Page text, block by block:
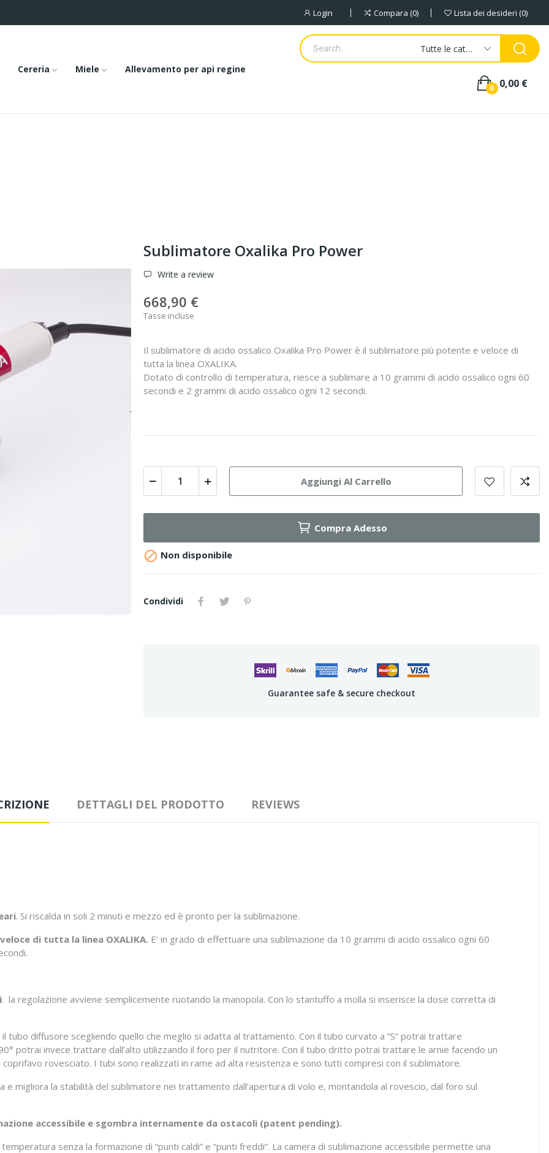
Login Compara 0 Lista dei desideri 0
Cereria Miele Allevamento per api regine
Tutte le categorie
0,00 €
0
Sublimatore Oxalika Pro Power
Write a review
668,90 €
Tasse incluse
Il sublimatore di acido ossalico Oxalika Pro Power è il sublimatore più potente e veloce di
tutta la linea OXALIKA.
Dotato di controllo di temperatura, riesce a sublimare a 10 grammi di acido ossalico ogni 60
secondi e 2 grammi di acido ossalico ogni 12 secondi.
-
Aggiungi Al Carrello
Compra Adesso
 Non disponibile
Condividi
Guarantee safe & secure checkout
DETTAGLI DEL PRODOTTO REVIEWS
. Si riscalda in soli 2 minuti e mezzo ed è pronto per la sublimazione.
di tutta la linea OXALIKA. E’ in grado di effettuare una sublimazione da 10 grammi di acido ossalico ogni 60
: la regolazione avviene semplicemente ruotando la manopola. Con lo stantuffo a molla si inserisce la dose corretta di
tubo diffusore scegliendo quello che meglio si adatta al trattamento. Con il tubo curvato a “S” potrai trattare
potrai invece trattare dall’alto utilizzando il foro per il nutritore. Con il tubo dritto potrai trattare le arnie facendo un
rovesciato. I tubi sono realizzati in rame ad alta resistenza e sono tutti compresi con il sublimatore.
e migliora la stabilità del sublimatore nei trattamento dall’apertura di volo e, montandola al rovescio, dal foro sul
accessibile e sgombra internamente da ostacoli (patent pending).
senza la formazione di “punti caldi” e “punti freddi”. La camera di sublimazione accessibile permette una